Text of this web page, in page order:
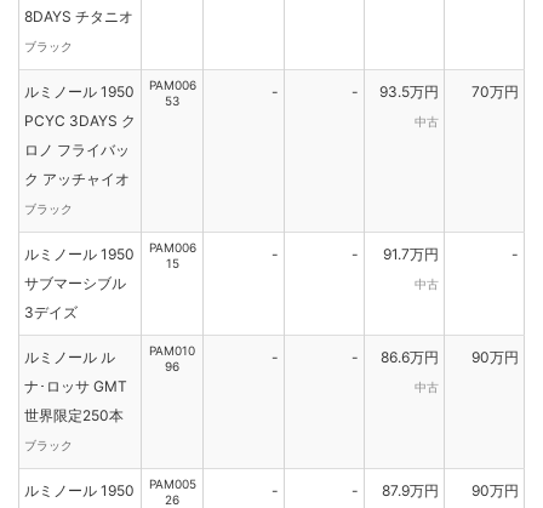
8DAYS チタニオ
ブラック
ルミノール 1950
PCYC 3DAYS ク
ロノ フライバッ
ク アッチャイオ
ブラック
PAM006
53
- - 93.5万円
中古
70万円
ルミノール 1950
サブマーシブル
3デイズ
PAM006
15
- - 91.7万円
中古
-
ルミノール ル
ナ･ロッサ GMT
世界限定250本
ブラック
PAM010
96
- - 86.6万円
中古
90万円
ルミノール 1950
PAM005
26
- - 87.9万円 90万円